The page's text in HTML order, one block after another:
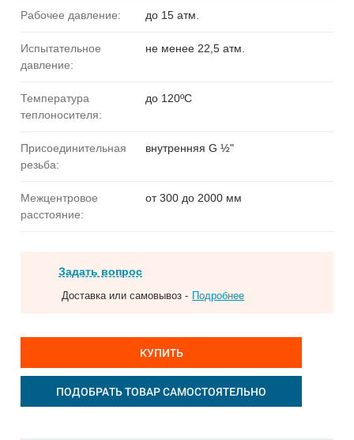
Рабочее давление: до 15 атм.
Испытательное
давление:
не менее 22,5 атм.
Температура
теплоносителя:
до 120ºС
Присоединительная
резьба:
внутренняя G ½"
Межцентровое
расстояние:
от 300 до 2000 мм
Задать вопрос
Доставка или самовывоз - Подробнее
КУПИТЬ
ПОДОБРАТЬ ТОВАР САМОСТОЯТЕЛЬНО